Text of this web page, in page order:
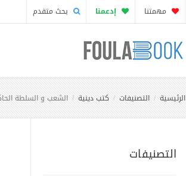
مهمتنا إدعمنا بحث متقدم
الرئيسية التصنيفات كتب دينية الشعب و السلطة
التصنيفات